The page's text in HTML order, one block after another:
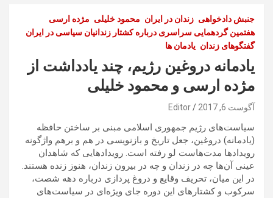
جنبش دادخواهی زندان در ایران محمود خلیلی مژده ارسی
هفتمین گردهمایی سراسری درباره کشتار زندانیان سیاسی در ایران
گفتگوهای زندان یادمان ها
یادمانه دروغین رژیم، چند یادداشت از
مژده ارسی و محمود خلیلی
آگوست 6, 2017 Editor
سیاست‌های رژیم جمهوری اسلامی مبنی بر ساختن حافظه
(یادمانه) دروغین، جعل تاریخ و بازنویسی در هم و برهم واژگونه
رویدادها مدت‌هاست لو رفته است. رویدادهایی که شاهدان
عینی آن‌ها چه در زندان و چه در بیرون زندان، هنوز زنده هستند.
در این میان، تحریف وقایع و دروغ پردازی درباره دهه شصت،
سرکوب و کشتارهای این دوره جای ویژه‌ای در سیاست‌های